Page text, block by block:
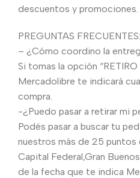
descuentos y promociones.
PREGUNTAS FRECUENTES:
– ¿Cómo coordino la
Si tomas la opción
Mercadolibre te indicará
compra.
-¿Puedo pasar a retirar mi
Podés pasar a buscar tu
nuestros más de 25
Capital Federal,Gran
de la fecha que te indica